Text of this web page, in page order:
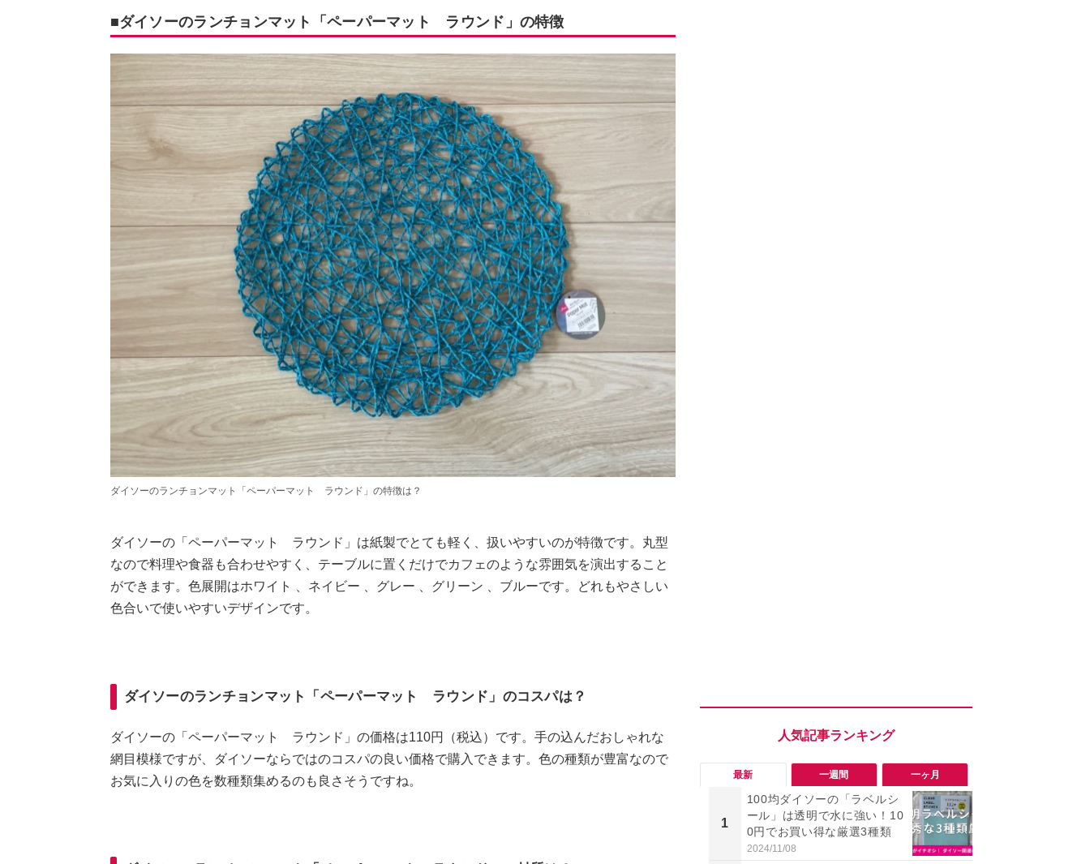
■ダイソーのランチョンマット「ペーパーマット ラウンド」の特徴
ダイソーのランチョンマット「ペーパーマット ラウンド」の特徴は？
ダイソーの「ペーパーマット ラウンド」は紙製でとても軽く、扱いやすいのが特徴です。丸型
なので料理や食器も合わせやすく、テーブルに置くだけでカフェのような雰囲気を演出すること
ができます。色展開はホワイト 、ネイビー 、グレー 、グリーン 、ブルーです。どれもやさしい
色合いで使いやすいデザインです。
ダイソーのランチョンマット「ペーパーマット ラウンド」のコスパは？
ダイソーの「ペーパーマット ラウンド」の価格は110円（税込）です。手の込んだおしゃれな
網目模様ですが、ダイソーならではのコスパの良い価格で購入できます。色の種類が豊富なので
お気に入りの色を数種類集めるのも良さそうですね。
最新 一週間 一ヶ月
1
100均ダイソーの「ラベルシ
ール」は透明で水に強い！10
0円でお買い得な厳選3種類
2024/11/08